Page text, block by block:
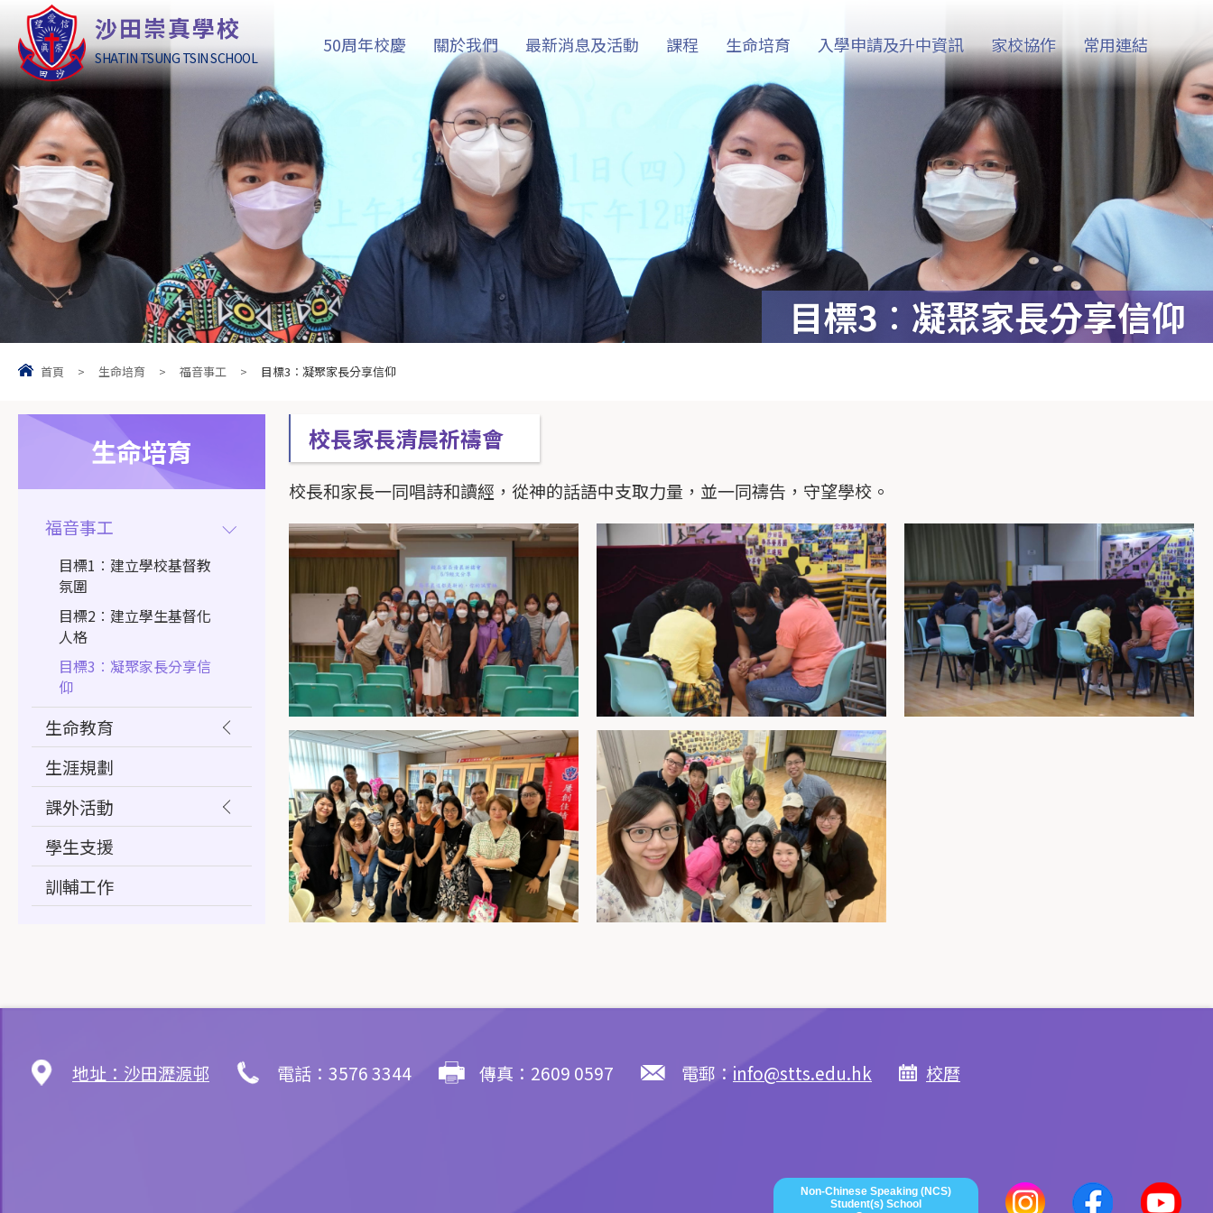
沙田崇真學校
SHATIN TSUNG TSIN SCHOOL
50周年校慶 關於我們 最新消息及活動 課程 生命培育 入學申請及升中資訊 家校協作 常用連結
目標3︰凝聚家長分享信仰
首頁 > 生命培育 > 福音事工 > 目標3︰凝聚家長分享信仰
校長家長清晨祈禱會
校長和家長一同唱詩和讀經，從神的話語中支取力量，並一同禱告，守望學校。
生命培育
福音事工
目標1︰建立學校基督教
氛圍
目標2︰建立學生基督化
人格
目標3︰凝聚家長分享信
仰
生命教育
生涯規劃
課外活動
學生支援
訓輔工作
地址：沙田瀝源邨 電話：3576 3344 傳真：2609 0597 電郵： info@stts.edu.hk 校曆
Non-Chinese Speaking (NCS)
Student(s) School